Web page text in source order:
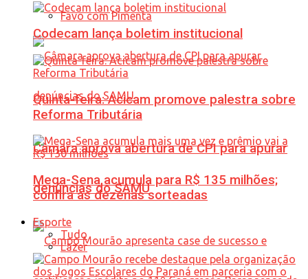
Favo com Pimenta
Câmara aprova abertura de CPI para apurar
denúncias do SAMU
Codecam lança boletim institucional
Quinta-feira: Acicam promove palestra sobre
Reforma Tributária
Mega-Sena acumula para R$ 135 milhões;
confira as dezenas sorteadas
Esporte
Tudo
Lazer